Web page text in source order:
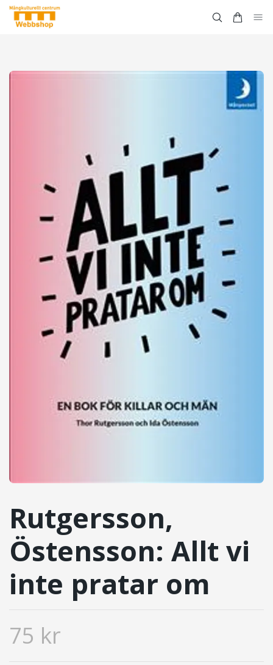
Rutgersson,
Östensson: Allt vi
inte pratar om
75 kr